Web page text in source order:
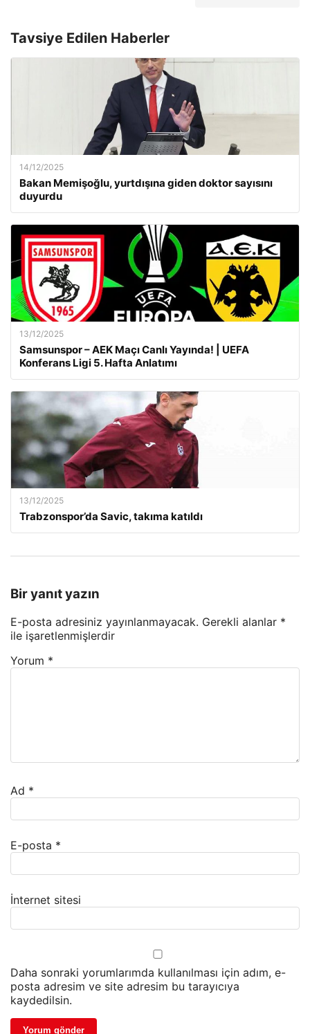
Tavsiye Edilen Haberler
14/12/2025
Bakan Memişoğlu, yurtdışına giden doktor sayısını
duyurdu
13/12/2025
Samsunspor – AEK Maçı Canlı Yayında! | UEFA
Konferans Ligi 5. Hafta Anlatımı
13/12/2025
Trabzonspor’da Savic, takıma katıldı
Bir yanıt yazın
E-posta adresiniz yayınlanmayacak. Gerekli alanlar *
ile işaretlenmişlerdir
Yorum *
Ad *
E-posta *
İnternet sitesi
Daha sonraki yorumlarımda kullanılması için adım, e-
posta adresim ve site adresim bu tarayıcıya
kaydedilsin.